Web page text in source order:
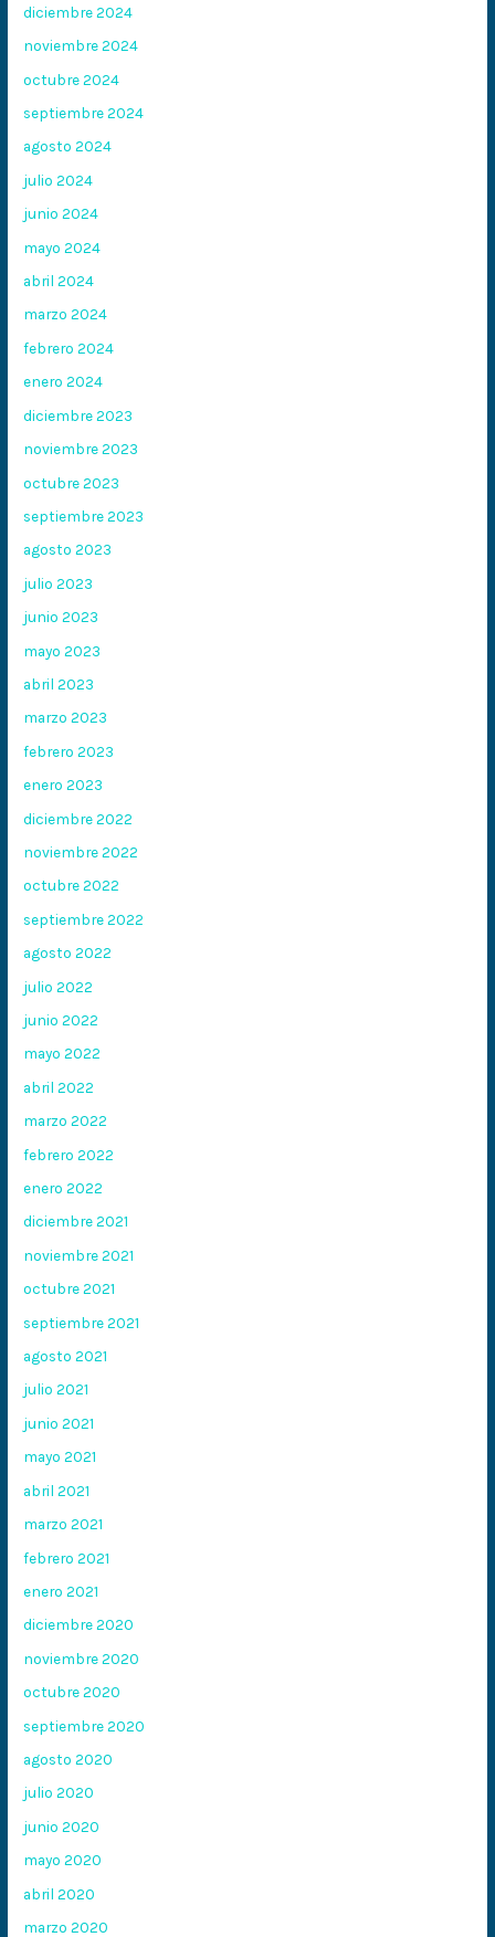
diciembre 2024
noviembre 2024
octubre 2024
septiembre 2024
agosto 2024
julio 2024
junio 2024
mayo 2024
abril 2024
marzo 2024
febrero 2024
enero 2024
diciembre 2023
noviembre 2023
octubre 2023
septiembre 2023
agosto 2023
julio 2023
junio 2023
mayo 2023
abril 2023
marzo 2023
febrero 2023
enero 2023
diciembre 2022
noviembre 2022
octubre 2022
septiembre 2022
agosto 2022
julio 2022
junio 2022
mayo 2022
abril 2022
marzo 2022
febrero 2022
enero 2022
diciembre 2021
noviembre 2021
octubre 2021
septiembre 2021
agosto 2021
julio 2021
junio 2021
mayo 2021
abril 2021
marzo 2021
febrero 2021
enero 2021
diciembre 2020
noviembre 2020
octubre 2020
septiembre 2020
agosto 2020
julio 2020
junio 2020
mayo 2020
abril 2020
marzo 2020